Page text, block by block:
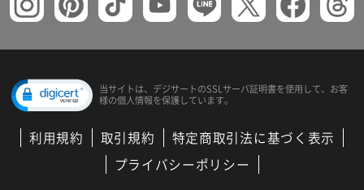
当サイトは、デジサートのSSLサーバ証明書を使用して、 お客
様の個人情報を保護しています。
利用規約 取引規約
特定商取引法に基づく表示
プライバシーポリシー